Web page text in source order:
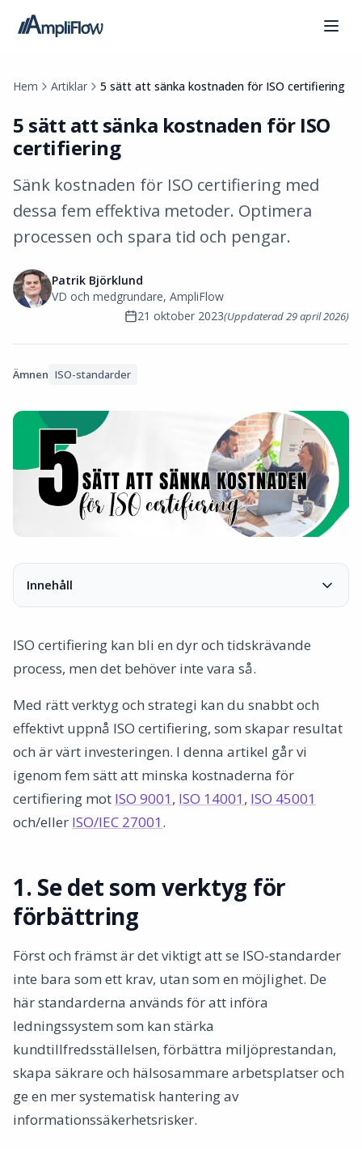
Hem Artiklar 5 sätt att sänka kostnaden för ISO certifiering
5 sätt att sänka kostnaden för ISO
certifiering
Sänk kostnaden för ISO certifiering med
dessa fem effektiva metoder. Optimera
processen och spara tid och pengar.
Patrik Björklund
VD och medgrundare, AmpliFlow
21 oktober 2023(Uppdaterad29 april 2026)
Ämnen ISO-standarder
Innehåll
1. Se det som verktyg för förbättring
3. Utbilda ditt team
4. Använd existerande resurser
5. Mät resultatet
(6.) Bonustips: Använd AmpliFlow
Slutsats
ISO certifiering kan bli en dyr och tidskrävande
process, men det behöver inte vara så.
Med rätt verktyg och strategi kan du snabbt och
effektivt uppnå ISO certifiering, som skapar resultat
och är värt investeringen. I denna artikel går vi
igenom fem sätt att minska kostnaderna för
certifiering mot ISO 9001, ISO 14001, ISO 45001
och/eller ISO/IEC 27001.
1. Se det som verktyg för
förbättring
Först och främst är det viktigt att se ISO-standarder
inte bara som ett krav, utan som en möjlighet. De
här standarderna används för att införa
ledningssystem som kan stärka
kundtillfredsställelsen, förbättra miljöprestandan,
skapa säkrare och hälsosammare arbetsplatser och
ge en mer systematisk hantering av
informationssäkerhetsrisker.